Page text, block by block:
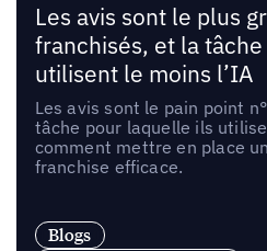
Les avis sont le plus
franchisés, et la
utilisent le moins l’IA
Les avis sont le pain point
tâche pour laquelle ils
comment mettre en place
franchise efficace.
Blogs